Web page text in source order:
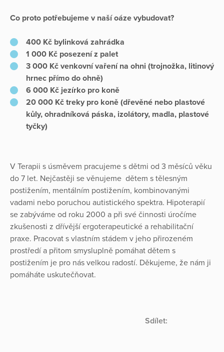
Co proto potřebujeme v naší oáze vybudovat?
400 Kč bylinková zahrádka
1 000 Kč posezení z palet
3 000 Kč venkovní vaření na ohni (trojnožka, litinový
hrnec přímo do ohně)
6 000 Kč jezírko pro koně
20 000 Kč treky pro koně (dřevěné nebo plastové
kůly, ohradníková páska, izolátory, madla, plastové
tyčky)
V Terapii s úsměvem pracujeme s dětmi od 3 měsíců věku
do 7 let. Nejčastěji se věnujeme dětem s tělesným
postižením, mentálním postižením, kombinovanými
vadami nebo poruchou autistického spektra. Hipoterapií
se zabýváme od roku 2000 a při své činnosti úročíme
zkušenosti z dřívější ergoterapeutické a rehabilitační
praxe. Pracovat s vlastním stádem v jeho přirozeném
prostředí a přitom smysluplně pomáhat dětem s
postižením je pro nás velkou radostí. Děkujeme, že nám ji
pomáháte uskutečňovat.
Sdílet: